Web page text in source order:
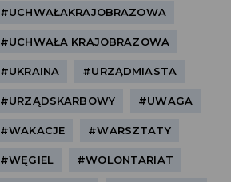
#UCHWAŁAKRAJOBRAZOWA
#UCHWAŁA KRAJOBRAZOWA
#UKRAINA #URZĄDMIASTA
#URZĄDSKARBOWY #UWAGA
#WAKACJE #WARSZTATY
#WĘGIEL #WOLONTARIAT